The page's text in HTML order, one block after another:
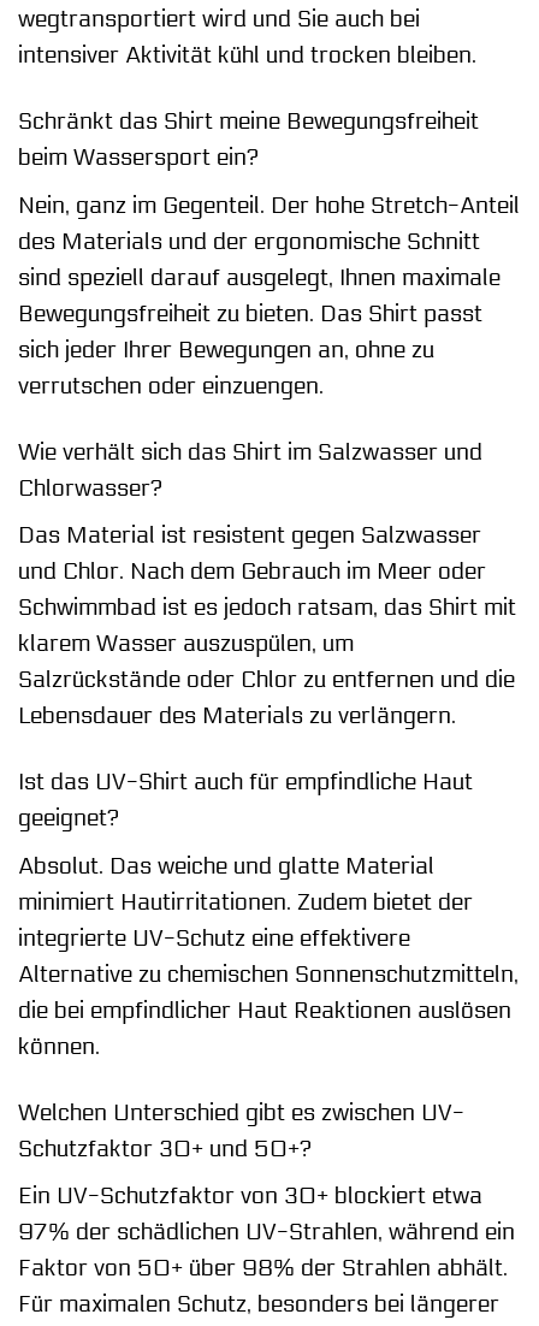
wegtransportiert wird und Sie auch bei
intensiver Aktivität kühl und trocken bleiben.
Schränkt das Shirt meine Bewegungsfreiheit
beim Wassersport ein?
Nein, ganz im Gegenteil. Der hohe Stretch-Anteil
des Materials und der ergonomische Schnitt
sind speziell darauf ausgelegt, Ihnen maximale
Bewegungsfreiheit zu bieten. Das Shirt passt
sich jeder Ihrer Bewegungen an, ohne zu
verrutschen oder einzuengen.
Wie verhält sich das Shirt im Salzwasser und
Chlorwasser?
Das Material ist resistent gegen Salzwasser
und Chlor. Nach dem Gebrauch im Meer oder
Schwimmbad ist es jedoch ratsam, das Shirt mit
klarem Wasser auszuspülen, um
Salzrückstände oder Chlor zu entfernen und die
Lebensdauer des Materials zu verlängern.
Ist das UV-Shirt auch für empfindliche Haut
geeignet?
Absolut. Das weiche und glatte Material
minimiert Hautirritationen. Zudem bietet der
integrierte UV-Schutz eine effektivere
Alternative zu chemischen Sonnenschutzmitteln,
die bei empfindlicher Haut Reaktionen auslösen
können.
Welchen Unterschied gibt es zwischen UV-
Schutzfaktor 30+ und 50+?
Ein UV-Schutzfaktor von 30+ blockiert etwa
97% der schädlichen UV-Strahlen, während ein
Faktor von 50+ über 98% der Strahlen abhält.
Für maximalen Schutz, besonders bei längerer